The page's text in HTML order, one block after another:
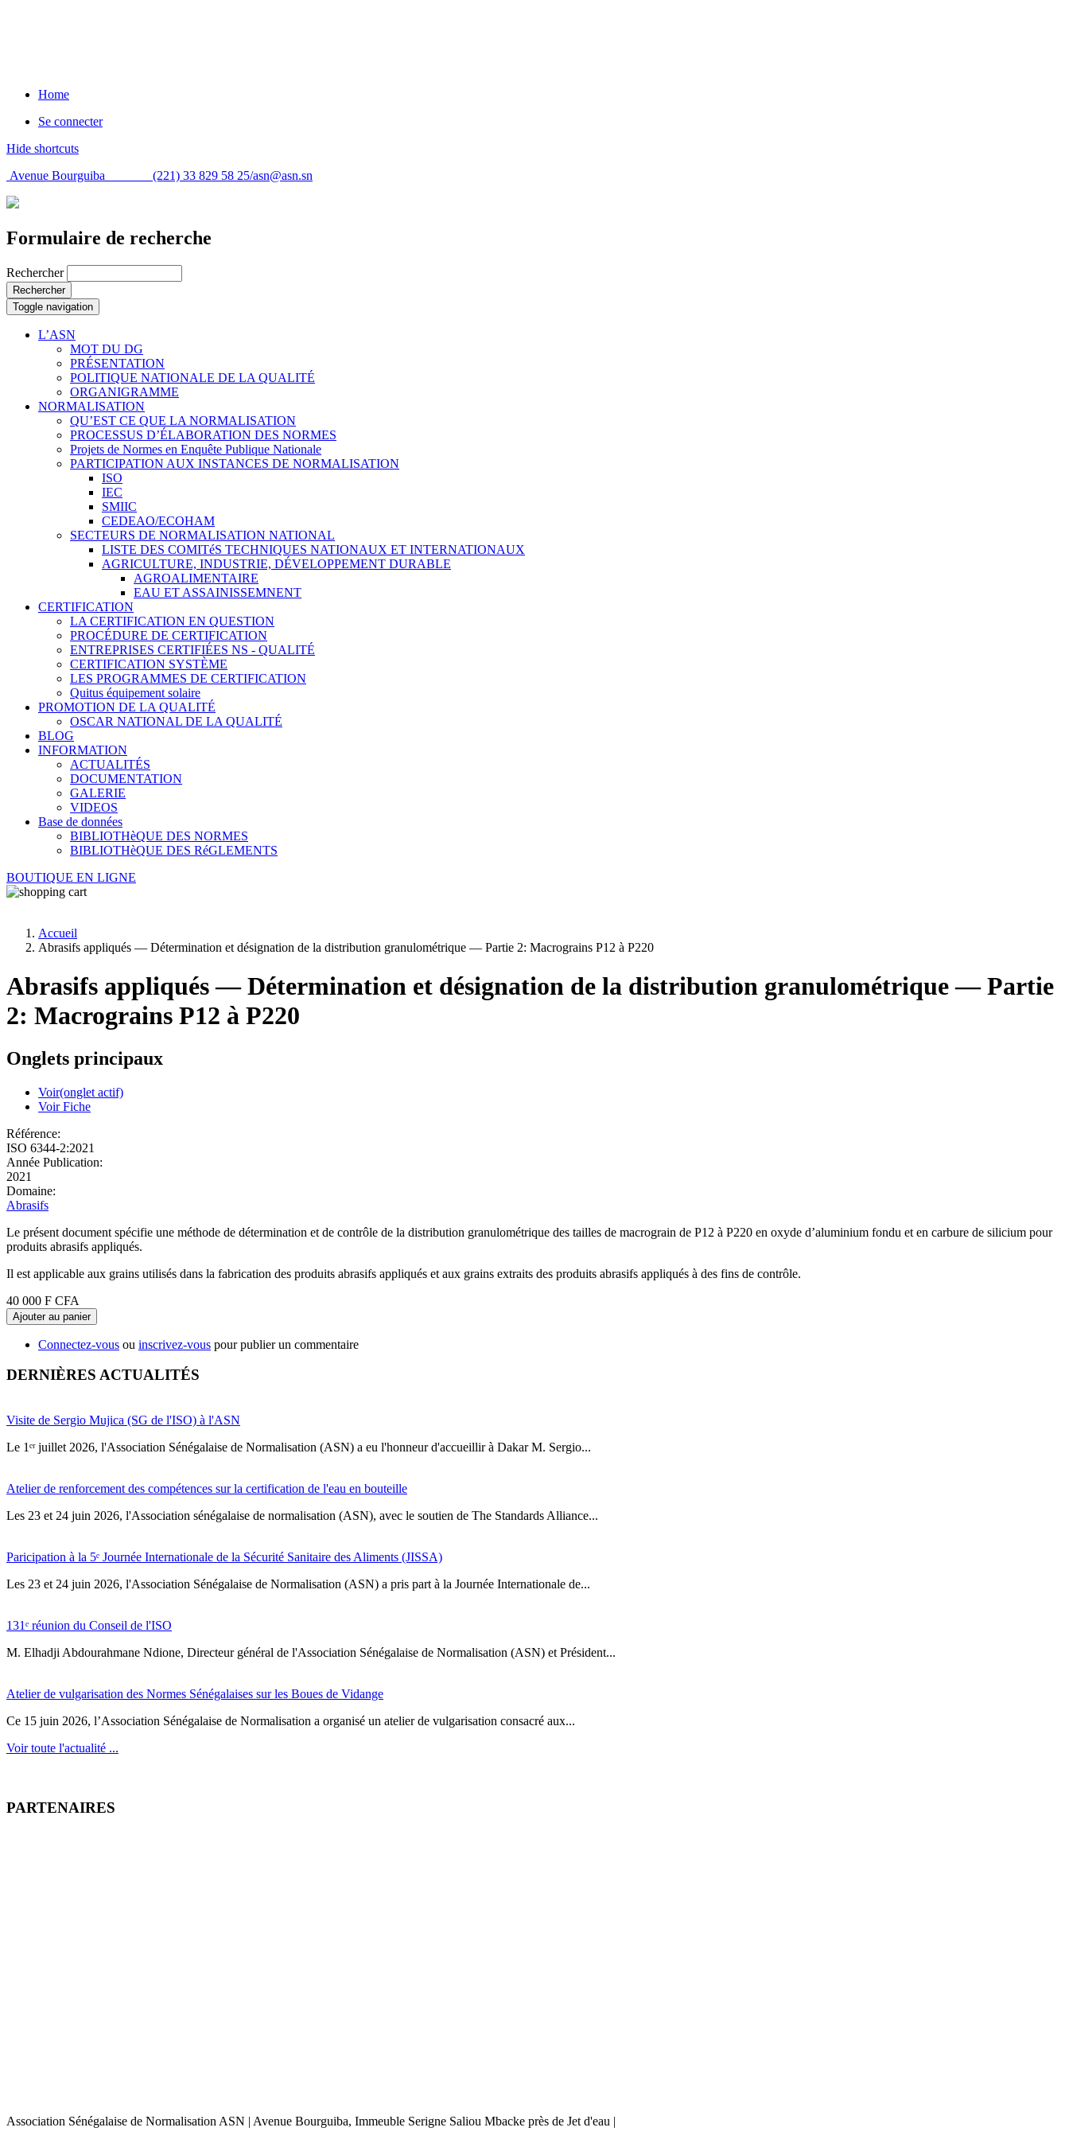
Home
Se connecter
Hide shortcuts
Avenue Bourguiba (221) 33 829 58 25/asn@asn.sn
Formulaire de recherche
Rechercher
Rechercher
Toggle navigation
L’ASN
MOT DU DG
PRÉSENTATION
POLITIQUE NATIONALE DE LA QUALITÉ
ORGANIGRAMME
NORMALISATION
QU’EST CE QUE LA NORMALISATION
PROCESSUS D’ÉLABORATION DES NORMES
Projets de Normes en Enquête Publique Nationale
PARTICIPATION AUX INSTANCES DE NORMALISATION
ISO
IEC
SMIIC
CEDEAO/ECOHAM
SECTEURS DE NORMALISATION NATIONAL
LISTE DES COMITéS TECHNIQUES NATIONAUX ET INTERNATIONAUX
AGRICULTURE, INDUSTRIE, DÉVELOPPEMENT DURABLE
AGROALIMENTAIRE
EAU ET ASSAINISSEMNENT
CERTIFICATION
LA CERTIFICATION EN QUESTION
PROCÉDURE DE CERTIFICATION
ENTREPRISES CERTIFIÉES NS - QUALITÉ
CERTIFICATION SYSTÈME
LES PROGRAMMES DE CERTIFICATION
Quitus équipement solaire
PROMOTION DE LA QUALITÉ
OSCAR NATIONAL DE LA QUALITÉ
BLOG
INFORMATION
ACTUALITÉS
DOCUMENTATION
GALERIE
VIDEOS
Base de données
BIBLIOTHèQUE DES NORMES
BIBLIOTHèQUE DES RéGLEMENTS
BOUTIQUE EN LIGNE
Accueil
Abrasifs appliqués — Détermination et désignation de la distribution granulométrique — Partie 2: Macrograins P12 à P220
Abrasifs appliqués — Détermination et désignation de la distribution granulométrique — Partie
2: Macrograins P12 à P220
Onglets principaux
Voir(onglet actif)
Voir Fiche
Référence:
ISO 6344-2:2021
Année Publication:
2021
Domaine:
Abrasifs
Le présent document spécifie une méthode de détermination et de contrôle de la distribution granulométrique des tailles de macrograin de P12 à P220 en oxyde d’aluminium fondu et en carbure de silicium pour
produits abrasifs appliqués.
Il est applicable aux grains utilisés dans la fabrication des produits abrasifs appliqués et aux grains extraits des produits abrasifs appliqués à des fins de contrôle.
40 000 F CFA
Ajouter au panier
Connectez-vous ou inscrivez-vous pour publier un commentaire
DERNIÈRES ACTUALITÉS
Visite de Sergio Mujica (SG de l'ISO) à l'ASN
Le 1ᵉʳ juillet 2026, l'Association Sénégalaise de Normalisation (ASN) a eu l'honneur d'accueillir à Dakar M. Sergio...
Atelier de renforcement des compétences sur la certification de l'eau en bouteille
Les 23 et 24 juin 2026, l'Association sénégalaise de normalisation (ASN), avec le soutien de The Standards Alliance...
Paricipation à la 5ᵉ Journée Internationale de la Sécurité Sanitaire des Aliments (JISSA)
‎Les 23 et 24 juin 2026, l'Association Sénégalaise de Normalisation (ASN) a pris part à la Journée Internationale de...
131ᵉ réunion du Conseil de l'ISO
M. Elhadji Abdourahmane Ndione, Directeur général de l'Association Sénégalaise de Normalisation (ASN) et Président...
Atelier de vulgarisation des Normes Sénégalaises sur les Boues de Vidange
Ce 15 juin 2026, l’Association Sénégalaise de Normalisation a organisé un atelier de vulgarisation consacré aux...
Voir toute l'actualité ...
PARTENAIRES
Association Sénégalaise de Normalisation ASN | Avenue Bourguiba, Immeuble Serigne Saliou Mbacke près de Jet d'eau |